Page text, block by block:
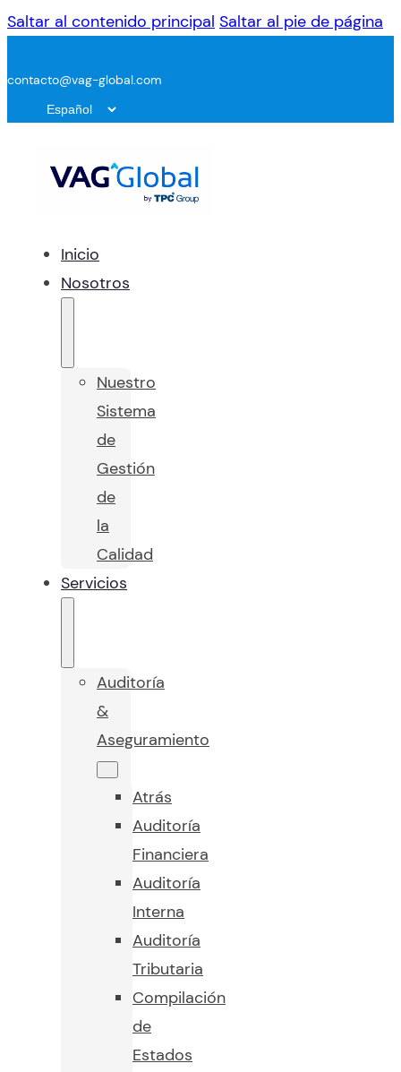
Saltar al contenido principal Saltar al pie de página
contacto@vag-global.com
Inicio
Nosotros
Nuestro
Sistema
de
Gestión
de
la
Calidad
Servicios
Auditoría
&
Aseguramiento
Atrás
Auditoría
Financiera
Auditoría
Interna
Auditoría
Tributaria
Compilación
de
Estados